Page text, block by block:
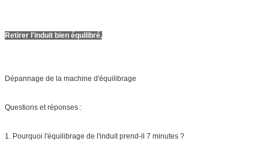
Retirer l'induit bien équilibré,
Dépannage de la machine d'équilibrage
Questions et réponses :
1. Pourquoi l'équilibrage de l'induit prend-il 7 minutes ?